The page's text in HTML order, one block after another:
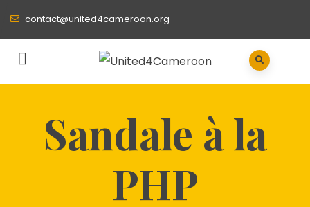
contact@united4cameroon.org
Sandale à la
PHP